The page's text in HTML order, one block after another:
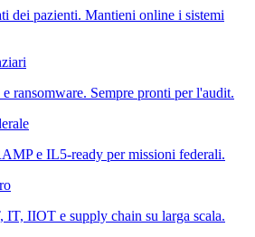
dei pazienti. Mantieni online i sistemi
ransomware. Sempre pronti per l'audit.
e IL5-ready per missioni federali.
IT, IIOT e supply chain su larga scala.